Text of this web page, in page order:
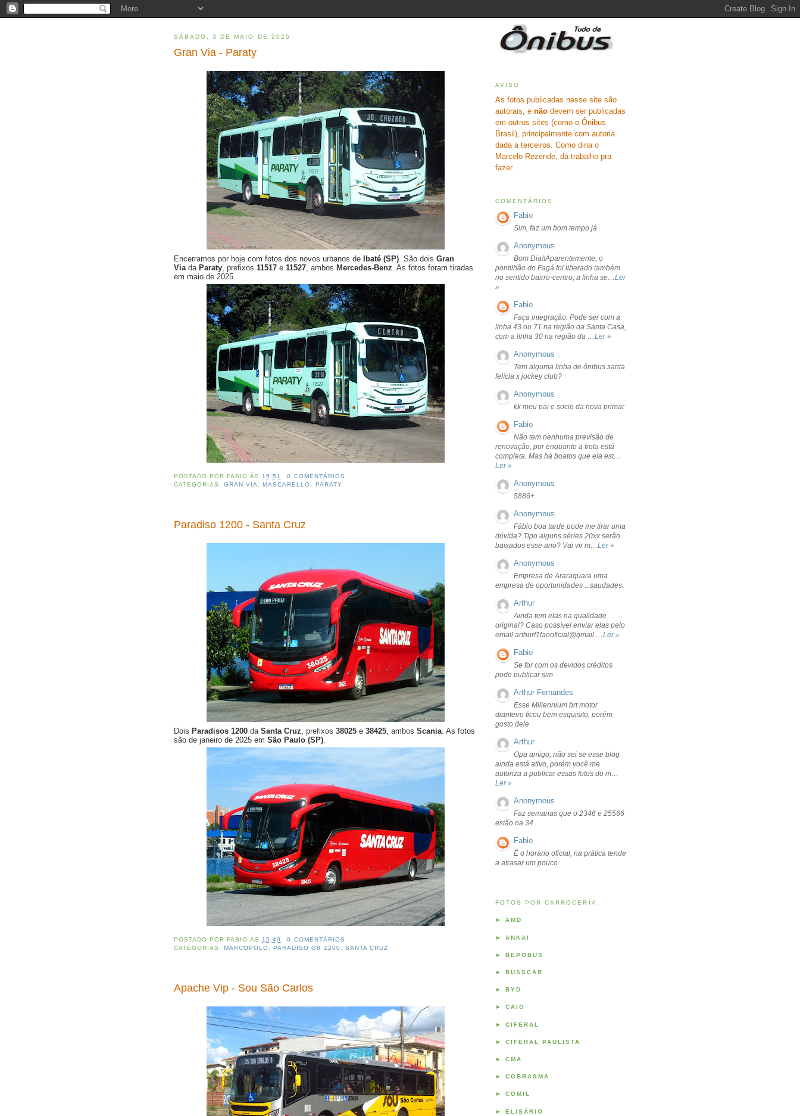
SÁBADO, 3 DE MAIO DE 2025
Gran Via - Paraty
Encerramos por hoje com fotos dos novos urbanos de Ibaté (SP). São dois Gran
ViadaParaty, prefixos 11517 e 11527, ambos Mercedes-Benz. As fotos foram tiradas
em maio de 2025.
POSTADO PORFABIO ÀS 15:51
0 COMENTÁRIOS
CATEGORIAS:GRAN VIA ,MASCARELLO PARATY
Paradiso 1200 - Santa Cruz
Dois Paradisos 1200 da Santa Cruz, prefixos 38025 e 38425, ambos Scania. As fotos
são de janeiro de 2025 em São Paulo (SP).
POSTADO PORFABIO ÀS 15:49
0 COMENTÁRIOS
CATEGORIAS:MARCOPOLO ,PARADISO G8 1200 SANTA CRUZ
Apache Vip - Sou São Carlos
AVISO
As fotos publicadas nesse site são
autorais, e não devem ser publicadas
em outros sites (como o Ônibus
Brasil), principalmente com autoria
dada a terceiros. Como diria o
Marcelo Rezende, dá trabalho pra
fazer.
COMENTÁRIOS
Fabio
Sim, faz um bom tempo já
Anonymous
Bom Dia!!Aparentemente, o
pontilhão do Fagá foi liberado também
no sentido bairro-centro; a linha se…Ler
»
Fabio
Faça integração. Pode ser com a
linha 43 ou 71 na região da Santa Casa,
com a linha 30 na região da …Ler »
Anonymous
Tem alguma linha de ônibus santa
felícia x jockey club?
Anonymous
kk meu pai e socio da nova primar
Fabio
Não tem nenhuma previsão de
renovação, por enquanto a frota está
completa. Mas há boatos que ela est…
Ler »
Anonymous
5886+
Anonymous
Fábio boa tarde pode me tirar uma
dúvida? Tipo alguns séries 20xx serão
baixados esse ano? Vai vir m…Ler »
Anonymous
Empresa de Araraquara uma
empresa de oportunidades ...saudades.
Arthur
Ainda tem elas na qualidade
original? Caso possível enviar elas pelo
email arthurf1fanoficial@gmail.…Ler »
Fabio
Se for com os devidos créditos
pode publicar sim
Arthur Fernandes
Esse Millennium brt motor
dianteiro ficou bem esquisito, porém
gosto dele
Arthur
Opa amigo, não sei se esse blog
ainda está ativo, porém você me
autoriza a publicar essas fotos do m…
Ler »
Anonymous
Faz semanas que o 2346 e 25566
estão na 34.
Fabio
É o horário oficial, na prática tende
a atrasar um pouco
FOTOS POR CARROCERIA
► AMD
► ANKAI
► BEPOBUS
► BUSSCAR
► BYD
► CAIO
► CIFERAL
► CIFERAL PAULISTA
► CMA
► COBRASMA
► COMIL
► ELISÁRIO